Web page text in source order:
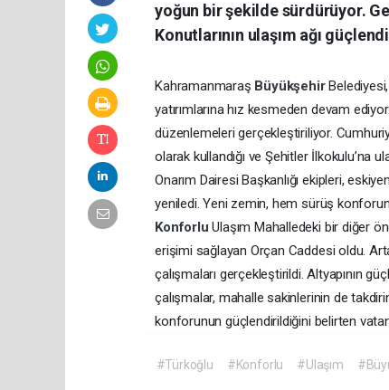
yoğun bir şekilde sürdürüyor.
Konutlarının ulaşım ağı
Kahramanmaraş Büyükşehir
yatırımlarına hız kesmeden devam
düzenlemeleri gerçekleştiriliyor.
olarak kullandığı ve Şehitler İlkokulu’na
Onarım Dairesi Başkanlığı ekipleri,
yeniledi. Yeni zemin, hem sürüş
KonforluUlaşım Mahalledeki bir diğer
erişimi sağlayan Orçan Caddesi oldu.
çalışmaları gerçekleştirildi. Altyapının
çalışmalar, mahalle sakinlerinin de
konforunun güçlendirildiğini belirten
#Türkoğlu #Konforlu #Ulaşım